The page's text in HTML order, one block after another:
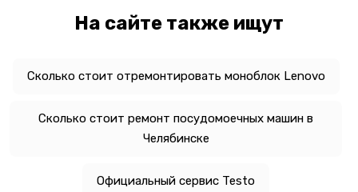
На сайте также ищут
Сколько стоит отремонтировать моноблок Lenovo
Сколько стоит ремонт посудомоечных машин в
Челябинске
Официальный сервис Testo